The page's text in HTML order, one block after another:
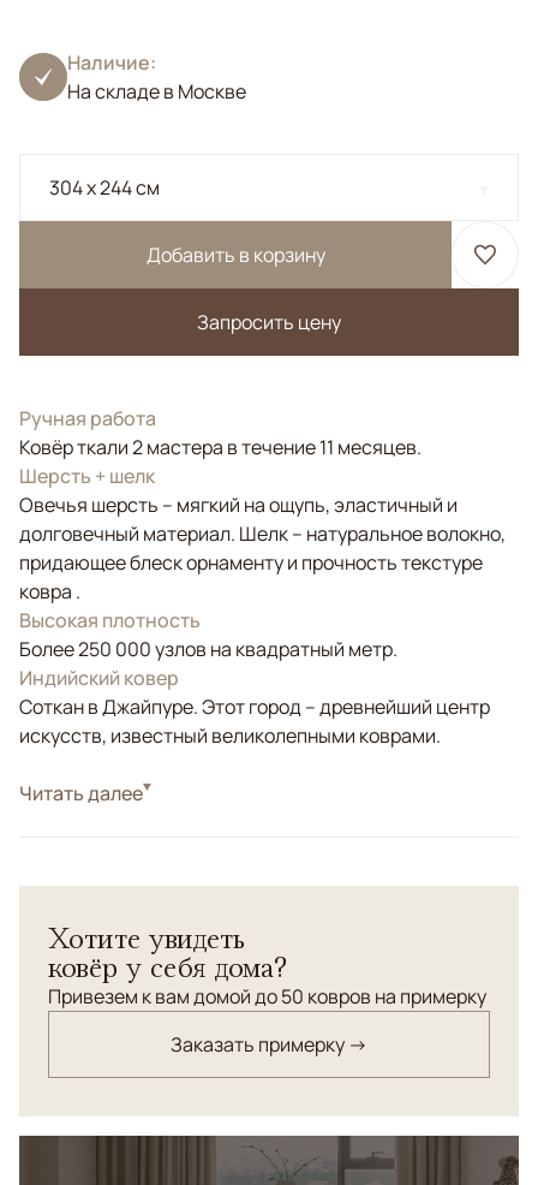
Наличие:
На складе в Москве
304 x 244 см
Добавить в корзину
Запросить цену
Ручная работа
Ковёр ткали 2 мастера в течение 11 месяцев.
Шерсть + шелк
Овечья шерсть – мягкий на ощупь, эластичный и
долговечный материал. Шелк – натуральное волокно,
придающее блеск орнаменту и прочность текстуре
ковра .
Высокая плотность
Более 250 000 узлов на квадратный метр.
Индийский ковер
Соткан в Джайпуре. Этот город – древнейший центр
искусств, известный великолепными коврами.
СтильКлассические
Орнамент выполнен из шелка, а фоновая часть
рисунка ковра - из шерсти высшей категории.
Читать далее
Хотите увидеть
ковёр у себя дома?
Привезем к вам домой до 50 ковров на примерку
Заказать примерку →